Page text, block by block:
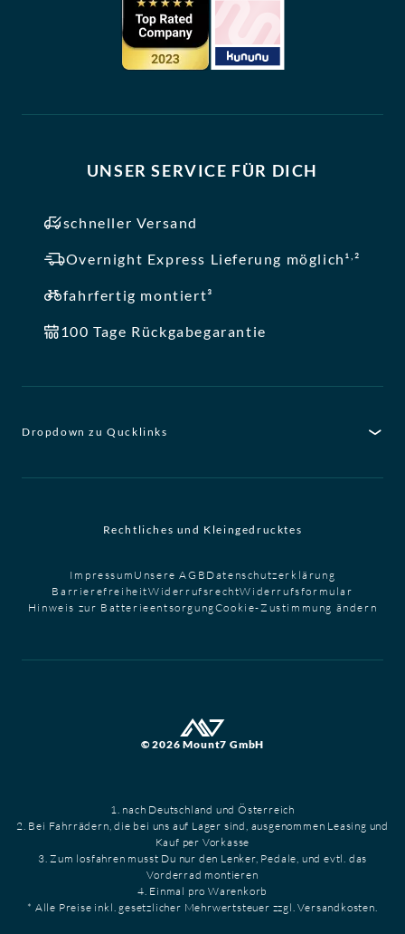
UNSER SERVICE FÜR DICH
schneller Versand
Overnight Express Lieferung möglich¹,²
fahrfertig montiert³
100 Tage Rückgabegarantie
Dropdown zu Qucklinks
Rechtliches und Kleingedrucktes
Impressum Unsere AGB Datenschutzerklärung
BarrierefreiheitWiderrufsrechtWiderrufsformular
Hinweis zur BatterieentsorgungCookie-Zustimmung ändern
© 2026 Mount7 GmbH
1. nach Deutschland und Österreich
2. Bei Fahrrädern, die bei uns auf Lager sind, ausgenommen Leasing und
Kauf per Vorkasse
3. Zum losfahren musst Du nur den Lenker, Pedale, und evtl. das
Vorderrad montieren
4. Einmal pro Warenkorb
* Alle Preise inkl. gesetzlicher Mehrwertsteuer zzgl. Versandkosten.